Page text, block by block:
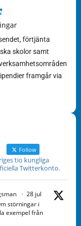
förtjänta
skolor samt
framgår via
Follow
tio kungliga
Twitterkonto.
· 28 jul
störningar i
exempel från